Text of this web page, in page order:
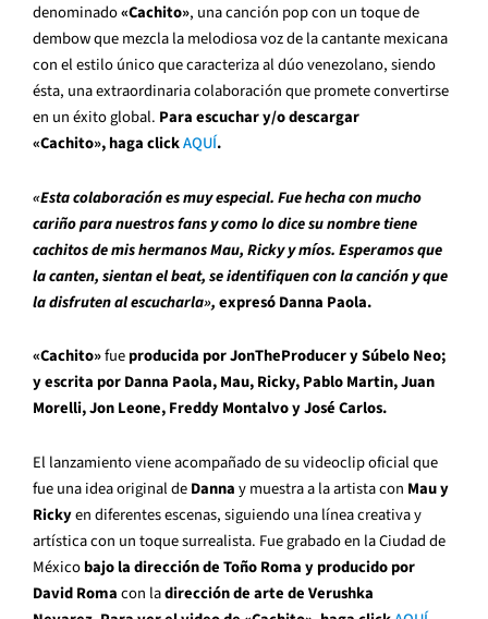
denominado«Cachito», una canción pop con un toque de
dembow que mezcla la melodiosa voz de la cantante mexicana
con el estilo único que caracteriza al dúo venezolano, siendo
ésta, una extraordinaria colaboración que promete convertirse
en un éxito global. Para escuchar y/o descargar
«Cachito», haga clickAQUÍ.
«Esta colaboración es muy especial. Fue hecha con mucho
cariño para nuestros fans y como lo dice su nombre tiene
cachitos de mis hermanos Mau, Ricky y míos. Esperamos que
la canten, sientan el beat, se identifiquen con la canción y que
la disfruten al escucharla»,expresó Danna Paola.
«Cachito»fueproducida por JonTheProducer y Súbelo Neo;
y escrita por Danna Paola, Mau, Ricky, Pablo Martin, Juan
Morelli, Jon Leone, Freddy Montalvo y José Carlos.
El lanzamiento viene acompañado de su videoclip oficial que
fue una idea original deDannay muestra a la artista con Mau y
Rickyen diferentes escenas, siguiendo una línea creativa y
artística con un toque surrealista. Fue grabado en la Ciudad de
Méxicobajo la dirección de Toño Roma y producido por
David Romacon ladirección de arte de Verushka